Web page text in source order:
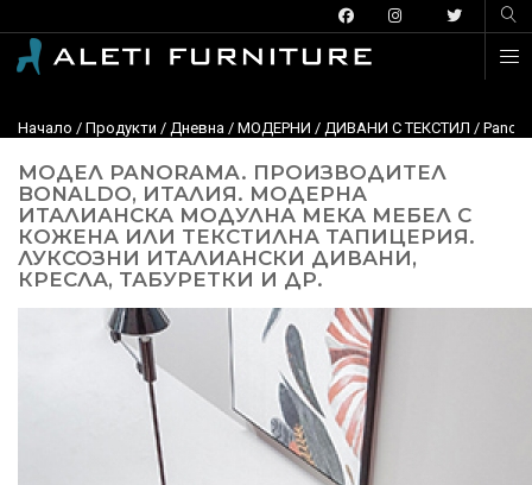
Начало / Продукти / Дневна / МОДЕРНИ / ДИВАНИ С ТЕКСТИЛ /
МОДЕЛ PANORAMA. ПРОИЗВОДИТЕЛ
BONALDO, ИТАЛИЯ. МОДЕРНА
ИТАЛИАНСКА МОДУЛНА МЕКА МЕБЕЛ С
КОЖЕНА ИЛИ ТЕКСТИЛНА ТАПИЦЕРИЯ.
ЛУКСОЗНИ ИТАЛИАНСКИ ДИВАНИ,
КРЕСЛА, ТАБУРЕТКИ И ДР.